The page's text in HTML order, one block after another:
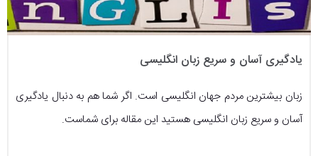
یادگیری آسان و سریع زبان انگلیسی
زبان بیشترین مردم جهان انگلیسی است. اگر شما هم به دنبال یادگیری
آسان و سریع زبان انگلیسی هستید این مقاله‌ برای شماست.